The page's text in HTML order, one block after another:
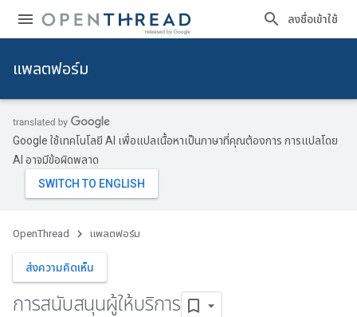
ลงชื่อเข้าใช้
แพลตฟอร์ม
Google ใช้เทคโนโลยี AI เพื่อแปลเนื้อหาเป็นภาษาที่คุณต้องการ การแปลโดย
AI อาจมีข้อผิดพลาด
OpenThread แพลตฟอร์ม
ส่งความคิดเห็น
การสนับสนุนผู้ให้บริการ